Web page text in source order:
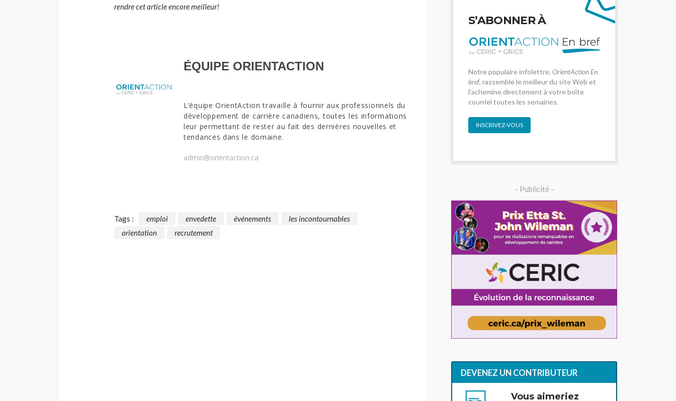
rendre cet article encore meilleur!
ÉQUIPE ORIENTACTION
L’équipe OrientAction travaille à fournir aux professionnels du
développement de carrière canadiens, toutes les informations
leur permettant de rester au fait des dernières nouvelles et
tendances dans le domaine.
admin@orientaction.ca
Tags : emploi envedette événements
les incontournables
orientation
recrutement
S’ABONNER À
Notre populaire infolettre, OrientAction En
bref, rassemble le meilleur du site Web et
l'achemine directement à votre boîte
courriel toutes les semaines.
INSCRIVEZ-VOUS
- Publicité -
DEVENEZ UN CONTRIBUTEUR
Vous aimeriez